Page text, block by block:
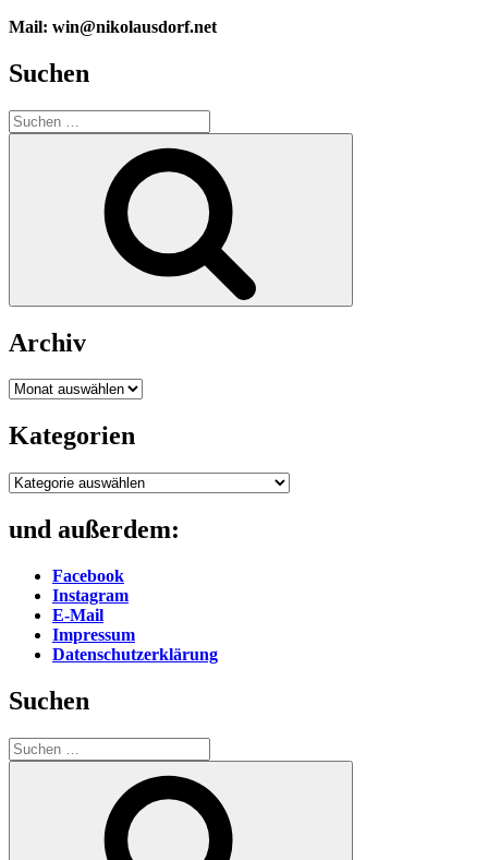
Mail: win@nikolausdorf.net
Suchen
Suche
nach:
Archiv
Archiv
Kategorien
Kategorien
und außerdem:
Facebook
Instagram
E-Mail
Impressum
Datenschutzerklärung
Suchen
Suche
nach: